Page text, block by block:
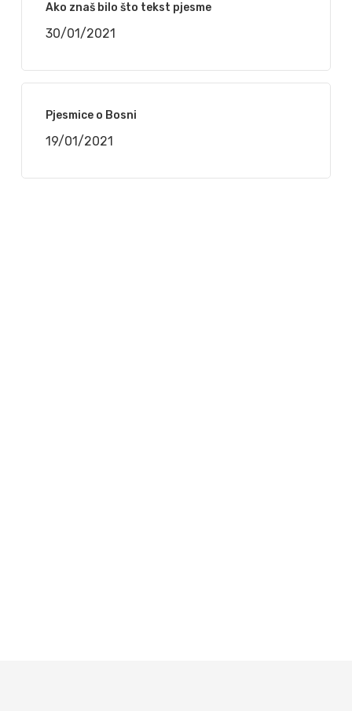
Ako znaš bilo što tekst pjesme
30/01/2021
Pjesmice o Bosni
19/01/2021